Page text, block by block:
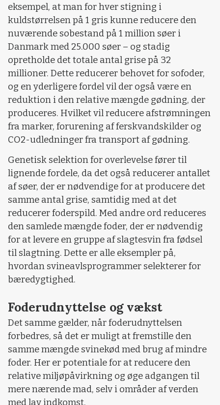
eksempel, at man for hver stigning i
kuldstørrelsen på 1 gris kunne reducere den
nuværende sobestand på 1 million søer i
Danmark med 25.000 søer – og stadig
opretholde det totale antal grise på 32
millioner. Dette reducerer behovet for sofoder,
og en yderligere fordel vil der også være en
reduktion i den relative mængde gødning, der
produceres. Hvilket vil reducere afstrømningen
fra marker, forurening af ferskvandskilder og
CO2-udledninger fra transport af gødning.
Genetisk selektion for overlevelse fører til
lignende fordele, da det også reducerer antallet
af søer, der er nødvendige for at producere det
samme antal grise, samtidig med at det
reducerer foderspild. Med andre ord reduceres
den samlede mængde foder, der er nødvendig
for at levere en gruppe af slagtesvin fra fødsel
til slagtning. Dette er alle eksempler på,
hvordan svineavlsprogrammer selekterer for
bæredygtighed.
Foderudnyttelse og vækst
Det samme gælder, når foderudnyttelsen
forbedres, så det er muligt at fremstille den
samme mængde svinekød med brug af mindre
foder. Her er potentiale for at reducere den
relative miljøpåvirkning og øge adgangen til
mere nærende mad, selv i områder af verden
med lav indkomst.